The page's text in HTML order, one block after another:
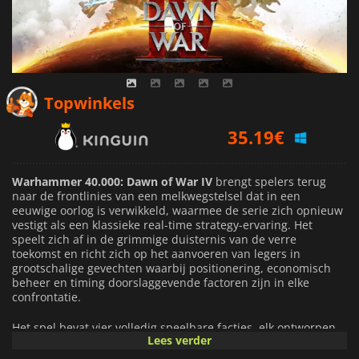
Topwinkels
38.51€
39.49€
Warhammer 40.000: Dawn of War IV brengt spelers terug
naar de frontlinies van een melkwegstelsel dat in een
eeuwige oorlog is verwikkeld, waarmee de serie zich opnieuw
vestigt als een klassieke real-time strategy-ervaring. Het
speelt zich af in de grimmige duisternis van de verre
toekomst en richt zich op het aanvoeren van legers in
grootschalige gevechten waarbij positionering, economisch
beheer en timing doorslaggevende factoren zijn in elke
confrontatie.
Het spel bevat vier volledig speelbare facties, elk ontworpen
met verschillende tactische identiteiten. De Space Marines
Lees verder